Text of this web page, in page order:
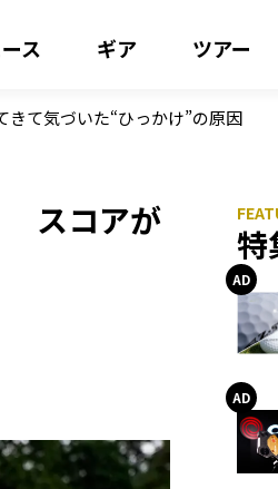
ス ギア ツアー
て気づいた“ひっかけ”の原因
スコアが
特